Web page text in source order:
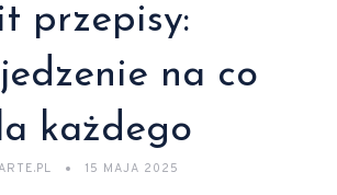
przepisy:
na co
każdego
15 MAJA 2025